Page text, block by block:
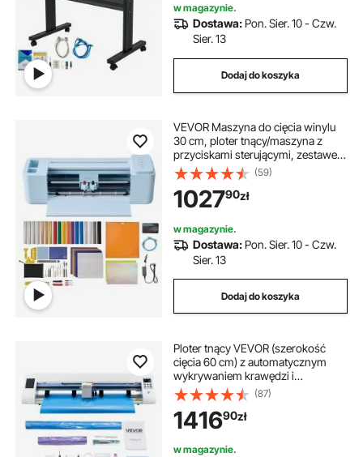
w magazynie.
Dostawa: Pon. Sier. 10 - Czw.
Sier. 13
Dodaj do koszyka
VEVOR Maszyna do cięcia winylu
30 cm, ploter tnący/maszyna z
przyciskami sterującymi, zestawem
materiałów i narzędzi,
kompatybilny z systemami
Mac/Windows/Android/iOS, do
rękodzieła, kartek i dekoracji wnętrz
(59)
102790zł
w magazynie.
Dostawa: Pon. Sier. 10 - Czw.
Sier. 13
Dodaj do koszyka
Ploter tnący VEVOR (szerokość
cięcia 60 cm) z automatycznym
wykrywaniem krawędzi i
oprogramowaniem do
projektowania oraz 2 typami ostrzy
i materiałami, kompatybilny z
formatami SVG/EPS/PLT, do
niestandardowych projektów DIY
(87)
141690zł
w magazynie.